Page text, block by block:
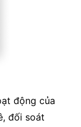
động của
đối soát